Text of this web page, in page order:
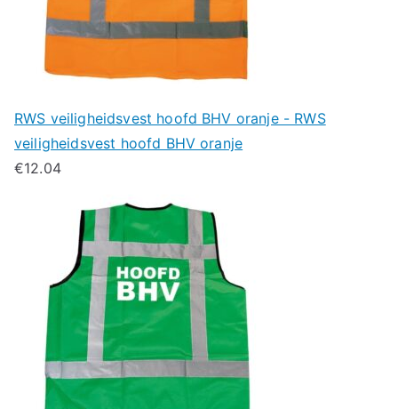
RWS veiligheidsvest hoofd BHV oranje - RWS
veiligheidsvest hoofd BHV oranje
€12.04